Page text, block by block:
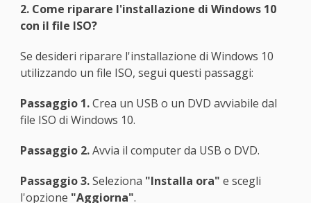
2. Come riparare l'installazione di Windows 10
con il file ISO?
Se desideri riparare l'installazione di Windows 10
utilizzando un file ISO, segui questi passaggi:
Passaggio 1.Crea un USB o un DVD avviabile dal
file ISO di Windows 10.
Passaggio 2.Avvia il computer da USB o DVD.
Passaggio 3.Seleziona "Installa ora" e scegli
l'opzione "Aggiorna".